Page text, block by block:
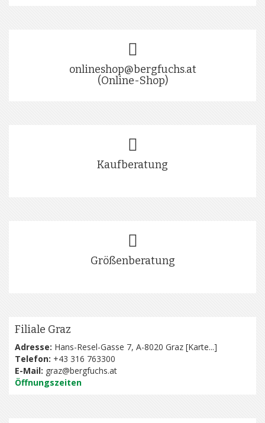
onlineshop@bergfuchs.at
(Online-Shop)
Kaufberatung
Größenberatung
Filiale Graz
Adresse: Hans-Resel-Gasse 7, A-8020 Graz [Karte...]
Telefon: +43 316 763300
E-Mail: graz@bergfuchs.at
Öffnungszeiten